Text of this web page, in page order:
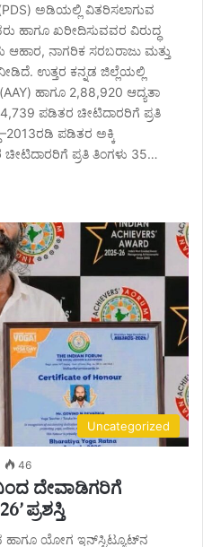
ಅಡಿಯಲ್ಲಿ ವಿತರಿಸಲಾಗುವ
ಹಾಗೂ ಖರೀದಿಸುವವರ ವಿರುದ್ಧ
ಆಹಾರ, ನಾಗರಿಕ ಸರಬರಾಜು ಮತ್ತು
ಉತ್ತರ ಕನ್ನಡ ಜಿಲ್ಲೆಯಲ್ಲಿ
ಹಾಗೂ 2,88,920 ಆದ್ಯತಾ
ಪಡಿತರ ಚೀಟಿದಾರರಿಗೆ ಪ್ರತಿ
ಪಡಿತರ ಅಕ್ಕಿ
ಪ್ರತಿ ತಿಂಗಳು 35…
Uncategorized
46
ದೇವಾಡಿಗರಿಗೆ
ಪ್ರಶಸ್ತಿ
ಹಾಗೂ ಯೋಗ ಇನ್‌ಸ್ಟಿಟ್ಯೂಟ್‌ನ